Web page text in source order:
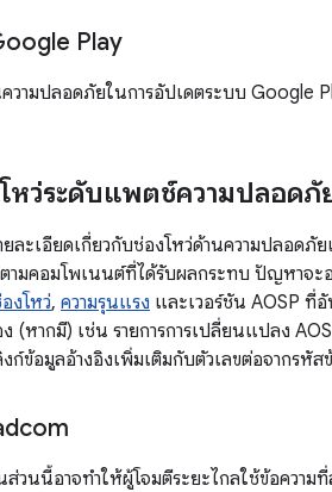
Play
วามปลอดภัยในการอัปเดตระบบ Google
โหว่ระดับแพตช์ความปลอ
ยละเอียดเกี่ยวกับช่องโหว่ด้านความปลอ
มคอมโพเนนต์ที่ได้รับผลกระทบ ปัญหาจะอ
งโหว่, ความรุนแรง และเวอร์ชัน AOSP ที่
หากมี) เช่น รายการการเปลี่ยนแปลง
ก์ข้อมูลอ้างอิงเพิ่มเติมกับตัวเลขต่อจากรหัส
วนนี้อาจทำให้ผู้โจมตีระยะไกลใช้ข้อควา